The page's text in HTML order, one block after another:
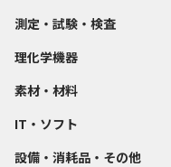
測定・試験・検査
理化学機器
素材・材料
IT・ソフト
設備・消耗品・その他